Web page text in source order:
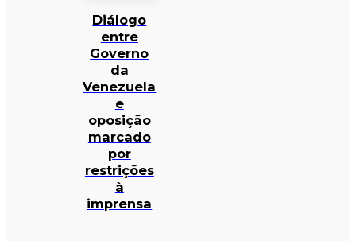
Diálogo
entre
Governo
da
Venezuela
e
oposição
marcado
por
restrições
à
imprensa